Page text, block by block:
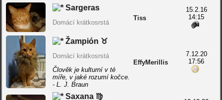
Sargeras
Domácí krátkosrstá
Tiss
15.2.16
14:15
Žampión ♉
Domácí krátkosrstá
Člověk je kulturní v té
míře, v jaké rozumí kočce.
- L. J. Braun
EffyMerillis
7.12.20
17:56
Saxana ♍